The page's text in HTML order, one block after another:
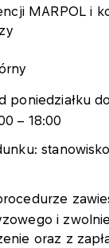
MARPOL i
poniedziałku
– 18:00
i
oraz z